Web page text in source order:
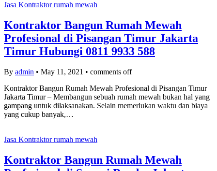
Jasa Kontraktor rumah mewah
Kontraktor Bangun Rumah Mewah
Profesional di Pisangan Timur Jakarta
Timur Hubungi 0811 9933 588
By admin • May 11, 2021 • comments off
Kontraktor Bangun Rumah Mewah Profesional di Pisangan Timur
Jakarta Timur – Membangun sebuah rumah mewah bukan hal yang
gampang untuk dilaksanakan. Selain memerlukan waktu dan biaya
yang cukup banyak,…
Jasa Kontraktor rumah mewah
Kontraktor Bangun Rumah Mewah